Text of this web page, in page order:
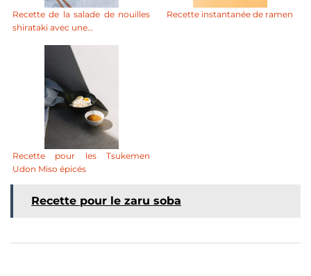
Recette de la salade de nouilles
shirataki avec une…
Recette instantanée de ramen
Recette pour les Tsukemen
Udon Miso épicés
Recette pour le zaru soba